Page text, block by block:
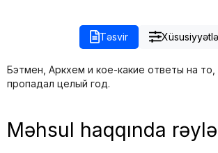
Təsvir
Бэтмен, Аркхем и кое-какие ответы на
пропадал целый год.
Məhsul haqqında